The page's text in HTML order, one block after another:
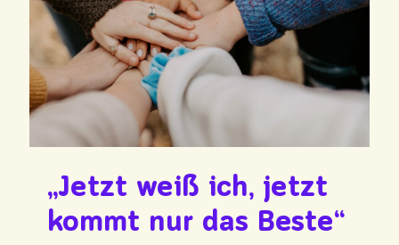
„Jetzt weiß ich, jetzt
kommt nur das Beste“